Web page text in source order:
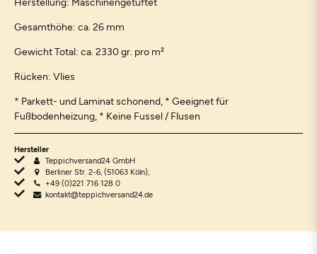
Gesamthöhe: ca. 26 mm
Gewicht Total: ca. 2330 gr. pro m²
Rücken: Vlies
* Parkett- und Laminat schonend, * Geeignet für
Fußbodenheizung, * Keine Fussel / Flusen
Hersteller
Teppichversand24 GmbH
Berliner Str. 2-6, (51063 Köln),
+49 (0)221 716 128 0
kontakt@teppichversand24.de